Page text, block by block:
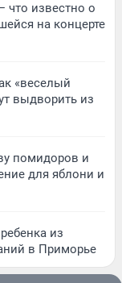
что известно о
на концерте
«веселый
выдворить из
помидоров и
для яблони и
из
в Приморье